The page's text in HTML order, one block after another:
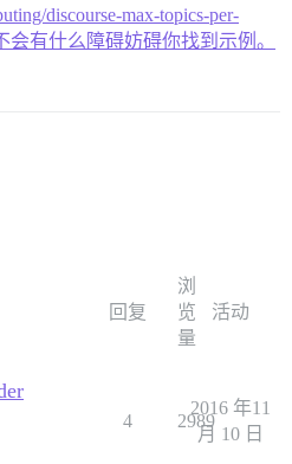
discourse-max-topics-per-
有什么障碍妨碍你找到示例。
回复
浏
览
量
活动
4 2989
2016 年11
月 10 日